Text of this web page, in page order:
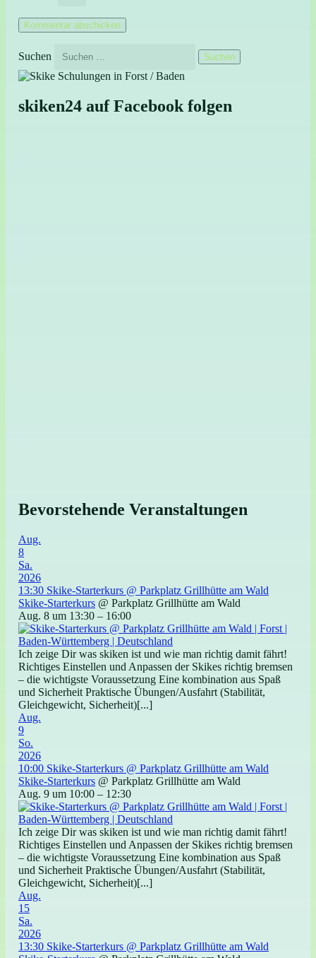
Suchen
skiken24 auf Facebook folgen
Bevorstehende Veranstaltungen
Aug.
8
Sa.
2026
13:30 Skike-Starterkurs @ Parkplatz Grillhütte am Wald
Skike-Starterkurs @ Parkplatz Grillhütte am Wald
Aug. 8 um 13:30 – 16:00
Ich zeige Dir was skiken ist und wie man richtig damit fährt!
Richtiges Einstellen und Anpassen der Skikes richtig bremsen
– die wichtigste Voraussetzung Eine kombination aus Spaß
und Sicherheit Praktische Übungen/Ausfahrt (Stabilität,
Gleichgewicht, Sicherheit)[...]
Aug.
9
So.
2026
10:00 Skike-Starterkurs @ Parkplatz Grillhütte am Wald
Skike-Starterkurs @ Parkplatz Grillhütte am Wald
Aug. 9 um 10:00 – 12:30
Ich zeige Dir was skiken ist und wie man richtig damit fährt!
Richtiges Einstellen und Anpassen der Skikes richtig bremsen
– die wichtigste Voraussetzung Eine kombination aus Spaß
und Sicherheit Praktische Übungen/Ausfahrt (Stabilität,
Gleichgewicht, Sicherheit)[...]
Aug.
15
Sa.
2026
13:30 Skike-Starterkurs @ Parkplatz Grillhütte am Wald